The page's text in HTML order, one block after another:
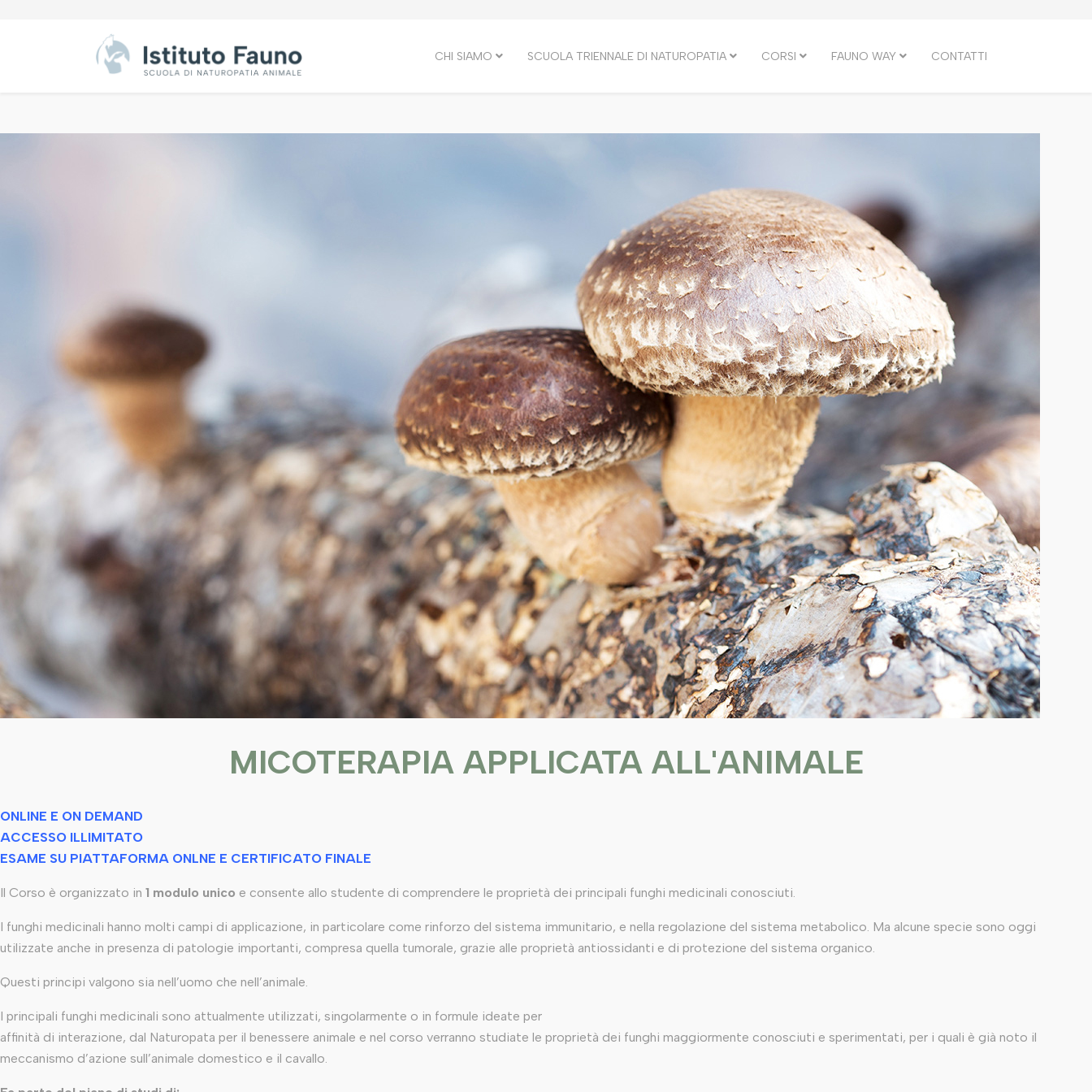
CHI SIAMO SCUOLA TRIENNALE DI NATUROPATIA CORSI FAUNO WAY CONTATTI
MICOTERAPIA APPLICATA ALL'ANIMALE
ONLINE E ON DEMAND
ACCESSO ILLIMITATO
ESAME SU PIATTAFORMA ONLNE E CERTIFICATO FINALE
Il Corso è organizzato in 1 modulo unico e consente allo studente di comprendere le proprietà dei principali funghi medicinali conosciuti.
I funghi medicinali hanno molti campi di applicazione, in particolare come rinforzo del sistema immunitario, e nella regolazione del sistema metabolico. Ma alcune specie sono oggi
utilizzate anche in presenza di patologie importanti, compresa quella tumorale, grazie alle proprietà antiossidanti e di protezione del sistema organico.
Questi principi valgono sia nell’uomo che nell’animale.
I principali funghi medicinali sono attualmente utilizzati, singolarmente o in formule ideate per
affinità di interazione, dal Naturopata per il benessere animale e nel corso verranno studiate le proprietà dei funghi maggiormente conosciuti e sperimentati, per i quali è già noto il
meccanismo d’azione sull’animale domestico e il cavallo.